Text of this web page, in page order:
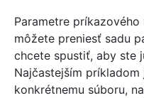
Parametre
môžete preniesť sadu
chcete spustiť, aby ste
Najčastejším
konkrétnemu súboru,